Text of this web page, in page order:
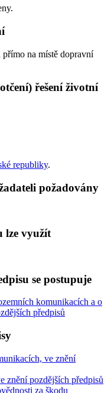
přímo na místě dopravní
řešení životní
republiky.
požadovány
lze využít
se postupuje
komunikacích a o
předpisů
ve znění
znění pozdějších předpisů
za škodu